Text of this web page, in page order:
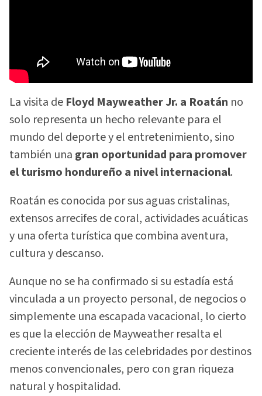
La visita de Floyd Mayweather Jr. a Roatán no
solo representa un hecho relevante para el
mundo del deporte y el entretenimiento, sino
también una gran oportunidad para promover
el turismo hondureño a nivel internacional.
Roatán es conocida por sus aguas cristalinas,
extensos arrecifes de coral, actividades acuáticas
y una oferta turística que combina aventura,
cultura y descanso.
Aunque no se ha confirmado si su estadía está
vinculada a un proyecto personal, de negocios o
simplemente una escapada vacacional, lo cierto
es que la elección de Mayweather resalta el
creciente interés de las celebridades por destinos
menos convencionales, pero con gran riqueza
natural y hospitalidad.